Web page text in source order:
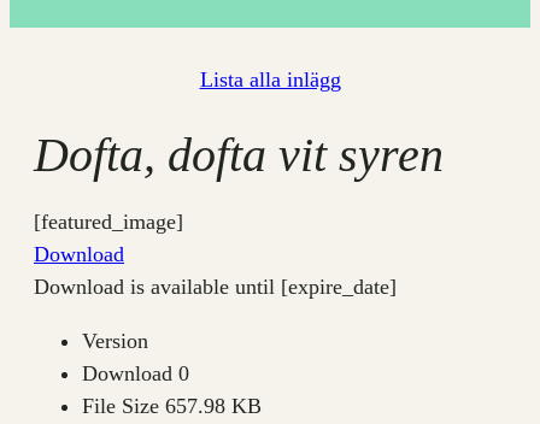
Lista alla inlägg
Dofta, dofta vit syren
[featured_image]
Download
Download is available until [expire_date]
Version
Download 0
File Size 657.98 KB